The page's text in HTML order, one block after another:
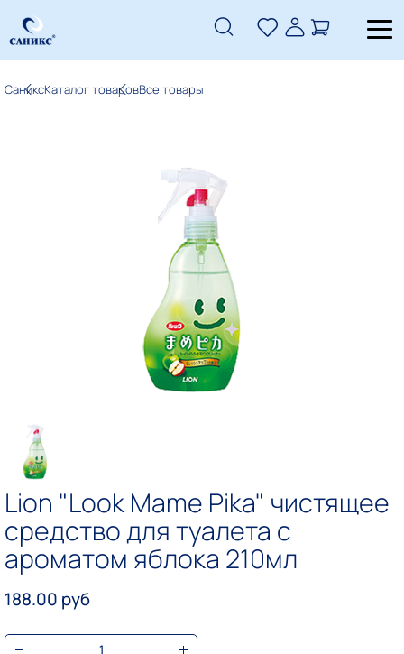
СаниксКаталог товаровВсе товары
Lion "Look Mame Pika" чистящее
средство для туалета с
ароматом яблока 210мл
188.00 руб